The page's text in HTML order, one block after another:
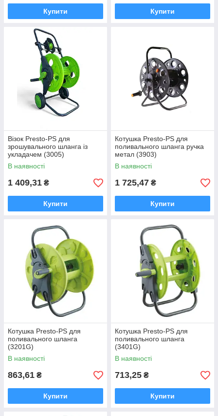
Купити Купити
Візок Presto-PS для
зрошувального шланга із
укладачем (3005)
В наявності
1 409,31 ₴
Купити
Котушка Presto-PS для
поливального шланга ручка
метал (3903)
В наявності
1 725,47 ₴
Купити
Котушка Presto-PS для
поливального шланга
(3201G)
В наявності
863,61 ₴
Купити
Котушка Presto-PS для
поливального шланга
(3401G)
В наявності
713,25 ₴
Купити